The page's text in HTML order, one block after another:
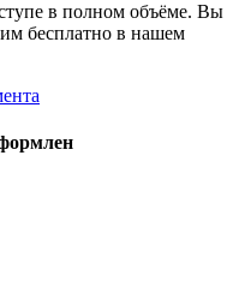
в полном объёме. Вы
бесплатно в нашем